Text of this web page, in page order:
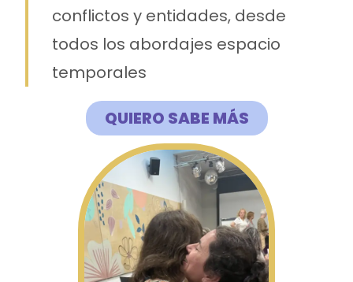
conflictos y entidades, desde
todos los abordajes espacio
temporales
QUIERO SABE MÁS